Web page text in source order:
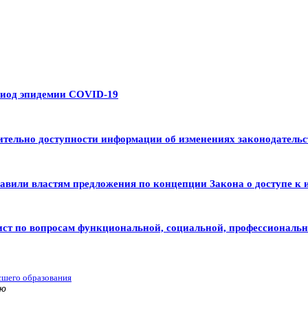
эпидемии COVID-19
доступности информации об изменениях
властям предложения по концепции Закона о доступе к
по вопросам функциональной, социальной,
образования